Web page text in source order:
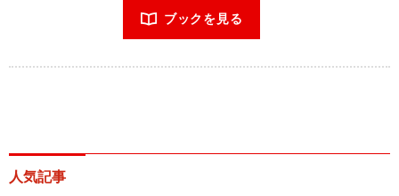
ブックを見る
人気記事